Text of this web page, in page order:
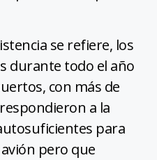
se refiere, los
durante todo el año
con más de
a la
para
pero que